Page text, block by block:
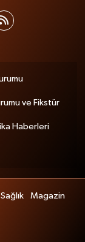
ve Fikstür
Haberleri
Sağlık
Magazin